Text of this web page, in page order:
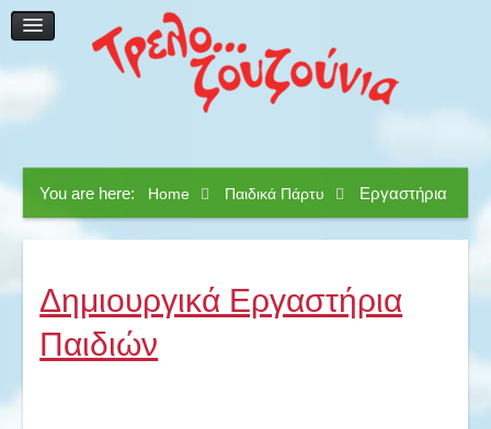
Φωτογράφηση & Βιντεοσκόπηση
Catering
Γλυκές Απολαύσεις
You are here: Home Παιδικά Πάρτυ Εργαστήρια
Δημιουργικά Εργαστήρια
Παιδιών